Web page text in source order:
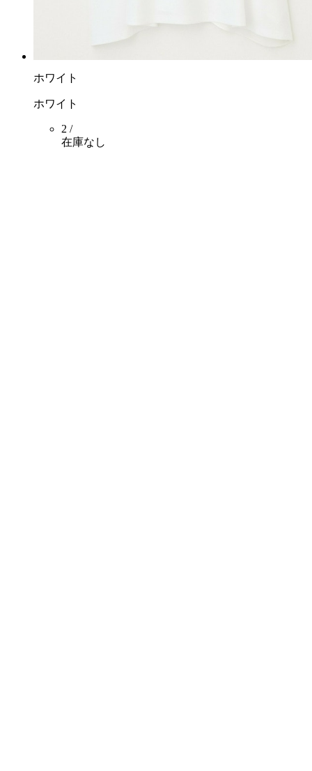
ホワイト
ホワイト
2 /
在庫なし